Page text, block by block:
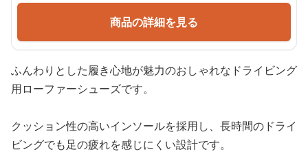
商品の詳細を見る
ふんわりとした履き心地が魅力のおしゃれなドライビング
用ローファーシューズです。
クッション性の高いインソールを採用し、長時間のドライ
ビングでも足の疲れを感じにくい設計です。